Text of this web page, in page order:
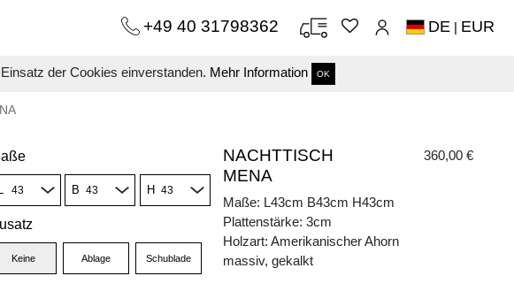
der Cookies einverstanden. Mehr Information OK
+49 40 31798362 DE | EUR
L B H
Keine Ablage Schublade
NACHTTISCH
MENA
360,00 €
Maße: L43cm B43cm H43cm
Plattenstärke: 3cm
Holzart: Amerikanischer Ahorn
massiv, gekalkt